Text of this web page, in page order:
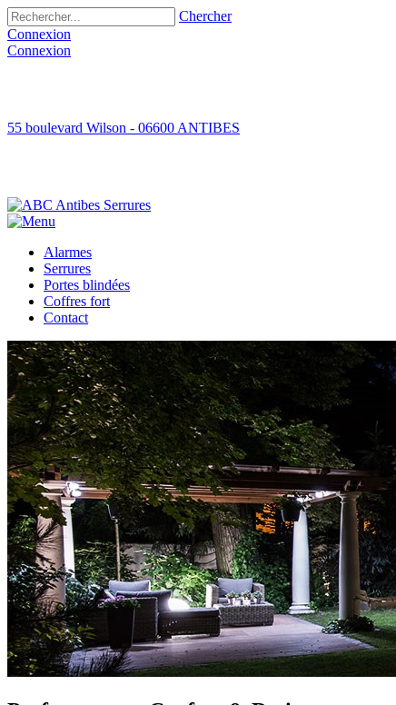
Chercher
Connexion
Connexion
55 boulevard Wilson - 06600 ANTIBES
Alarmes
Serrures
Portes blindées
Coffres fort
Contact